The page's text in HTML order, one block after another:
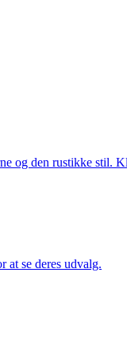
og den rustikke stil.
at se deres udvalg.